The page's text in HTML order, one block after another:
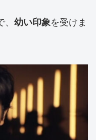
幼い印象を受けま